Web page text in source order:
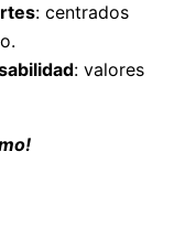
: centrados
: valores